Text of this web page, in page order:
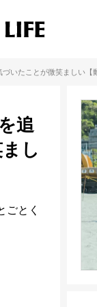
いたことが微笑ましい【
追
し
ごとく